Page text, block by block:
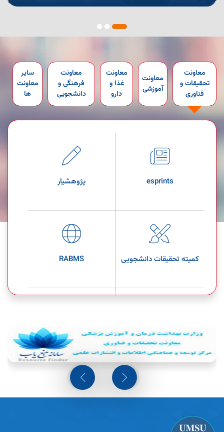
معاونت
تحقیقات و
فناوری
معاونت
آموزشی
معاونت
غذا و
دارو
معاونت
فرهنگی و
دانشجویی
سایر
معاونت
ها
esprints پژوهشیار
کمیته تحقیقات دانشجویی RABMS
Nursing and Midwifery
Journal
مدیریت کارگاه ها
Studies in Medical
Sciences